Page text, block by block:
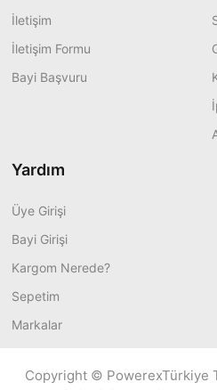
İletişim
İletişim Formu
Bayi Başvuru
Yardım
Üye Girişi
Bayi Girişi
Kargom Nerede?
Sepetim
Markalar
Copyright © PowerexTürkiye